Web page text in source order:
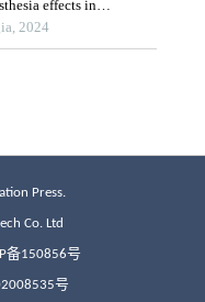
Press.
Co. Ltd
备150856号
号